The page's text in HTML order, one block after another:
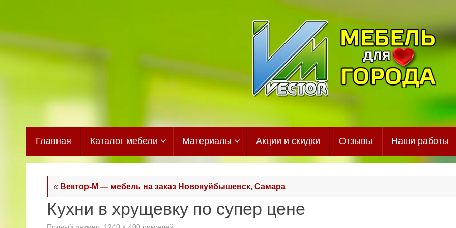
содержимому
Главная Каталог мебели Материалы Акции и скидки Отзывы Наши работы
« Вектор-М — мебель на заказ Новокуйбышевск, Самара
Кухни в хрущевку по супер цене